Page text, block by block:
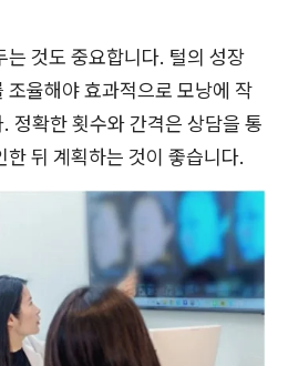
는 것도 중요합니다. 털의 성장
조율해야 효과적으로 모낭에 작
정확한 횟수와 간격은 상담을 통
뒤 계획하는 것이 좋습니다.